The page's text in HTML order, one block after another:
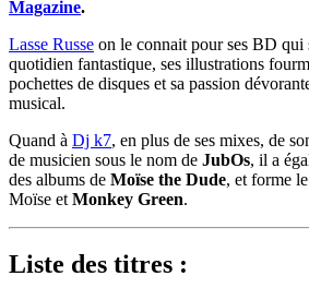
Magazine.
Lasse Russe on le connait pour ses BD qui
quotidien fantastique, ses illustrations
pochettes de disques et sa passion
musical.
Quand à Dj k7, en plus de ses mixes, de
de musicien sous le nom de JubOs, il a
des albums de Moïse the Dude, et forme
Moïse et Monkey Green.
Liste des titres :